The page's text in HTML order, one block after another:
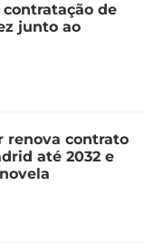
contratação de
junto ao
renova contrato
até 2032 e